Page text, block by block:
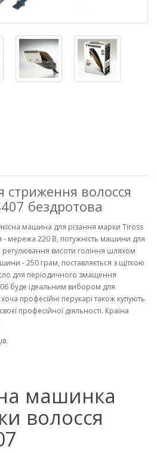
волосся
бездротова
машина для різання марки Tiross
- мережа 220 В, потужність машини для
висоти гоління шляхом
- 250 грам, поставляється з щіткою
для періодичного змащення
буде ідеальним вибором для
професійні перукарі також купують
професійної діяльності. Країна
машинка
волосся